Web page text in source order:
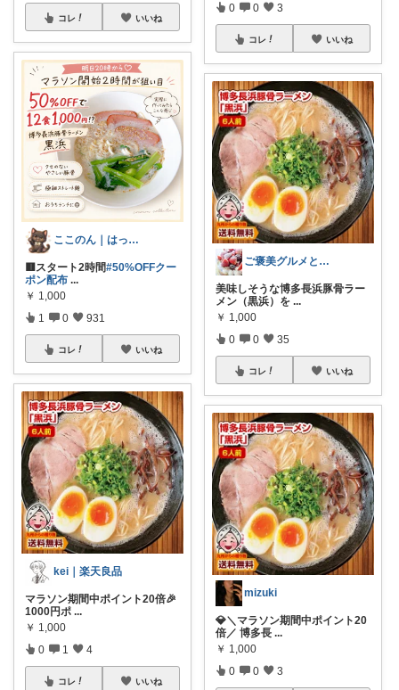
コレ いいね
ここのん｜はっぴいライフ💓
🟥スタート2時間#50%OFFクー
ポン配布 ...
￥ 1,000
1 0 931
コレ いいね
kei｜楽天良品
マラソン期間中ポイント20倍🎉
1000円ポ ...
￥ 1,000
0 1 4
コレ いいね
0 0 3
コレ いいね
ご褒美グルメと便利キッチン
美味しそうな博多長浜豚骨ラー
メン（黒浜）を ...
￥ 1,000
0 0 35
コレ いいね
mizuki
💎＼マラソン期間中ポイント20
倍／ 博多長 ...
￥ 1,000
0 0 3